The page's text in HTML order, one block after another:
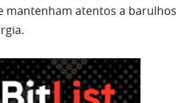
mantenham atentos a barulhos